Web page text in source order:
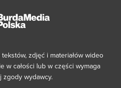
zdjęć i materiałów wideo
w całości lub w części wymaga
zgody wydawcy.